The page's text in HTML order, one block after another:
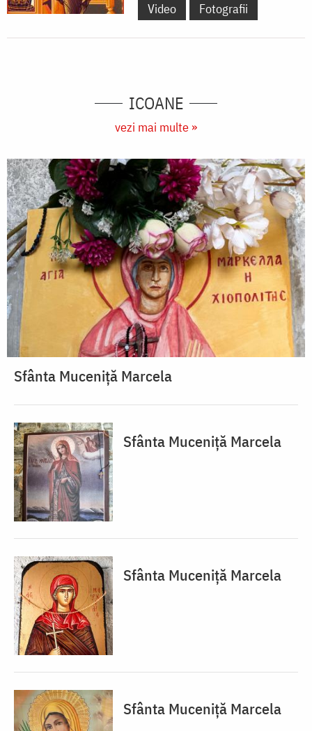
Video
Fotografii
ICOANE
vezi mai multe »
Sfânta Muceniță Marcela
Sfânta Muceniță Marcela
Sfânta Muceniță Marcela
Sfânta Muceniță Marcela